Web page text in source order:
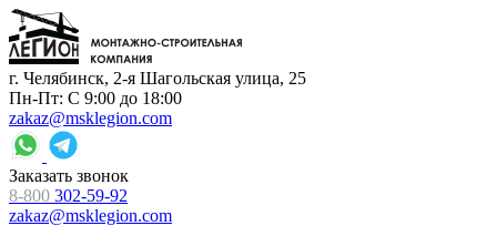
г. Челябинск, 2-я Шагольская улица, 25
Пн-Пт: С 9:00 до 18:00
zakaz@msklegion.com
Заказать звонок
8-800 302-59-92
zakaz@msklegion.com